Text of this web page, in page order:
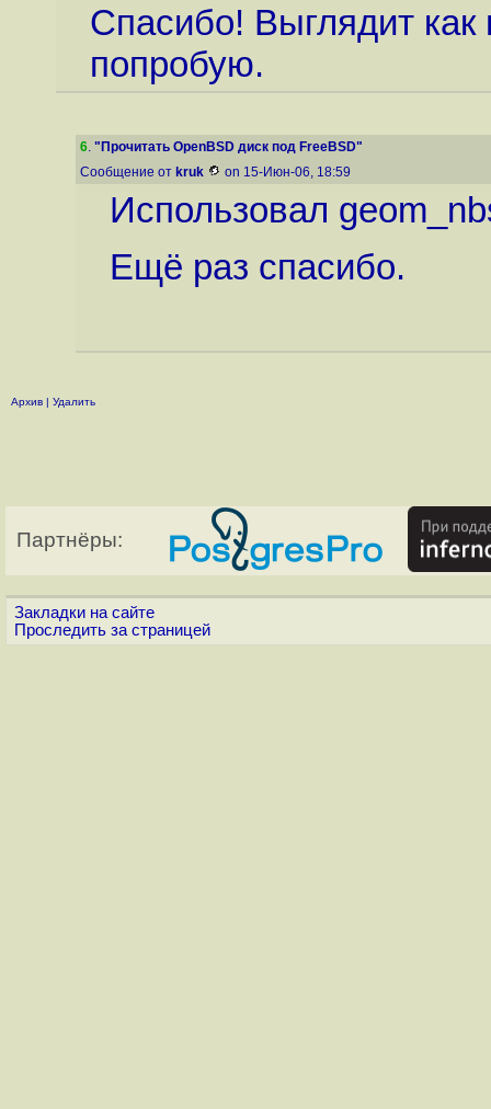
Спасибо! Выглядит
попробую.
6. "Прочитать OpenBSD диск под FreeBSD"
Сообщение от kruk on 15-Июн-06, 18:59
Использовал
Ещё раз спасибо.
Архив | Удалить
Партнёры:
Закладки на сайте
Проследить за страницей